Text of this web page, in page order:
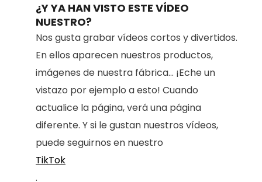
¿Y YA HAN VISTO ESTE VÍDEO
NUESTRO?
Nos gusta grabar vídeos cortos y divertidos.
En ellos aparecen nuestros productos,
imágenes de nuestra fábrica... ¡Eche un
vistazo por ejemplo a esto! Cuando
actualice la página, verá una página
diferente. Y si le gustan nuestros vídeos,
puede seguirnos en nuestro
TikTok
.